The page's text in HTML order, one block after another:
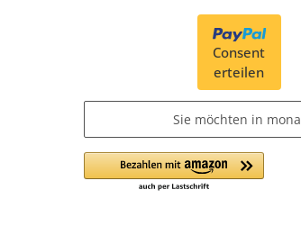
Consent
erteilen
Sie möchten in